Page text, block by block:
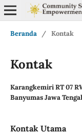
Beranda / Kontak
Kontak
Karangkemiri RT 07
Banyumas Jawa
Kontak Utama